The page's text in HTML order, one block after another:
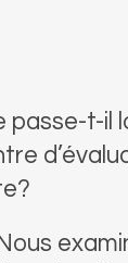
passe-t-il